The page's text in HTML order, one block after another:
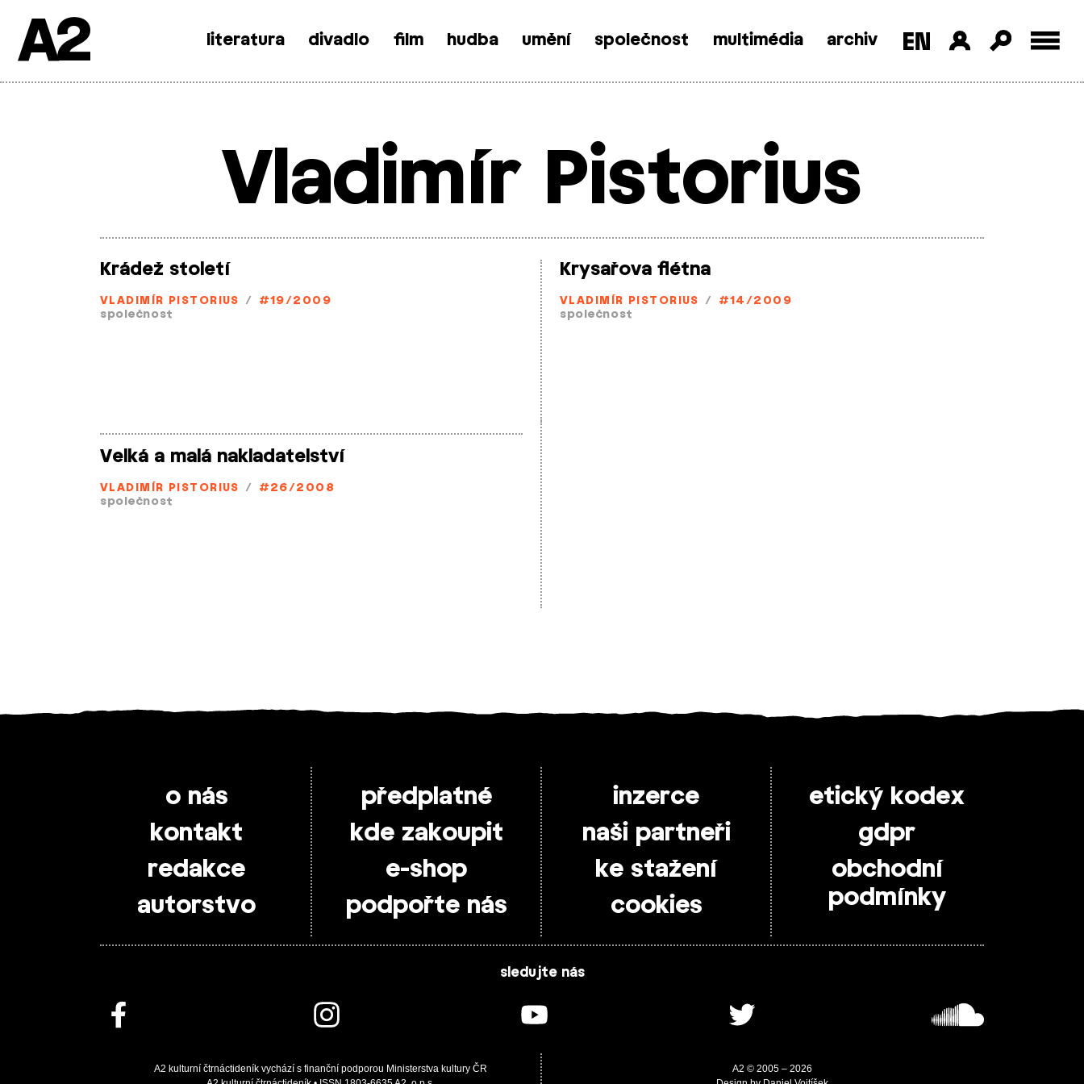
SkipA2 literatura divadlo film hudba umění společnost multimédia archiv
Vladimír Pistorius
Krádež století
VLADIMÍR PISTORIUS /
#19/2009
společnost
Krysařova flétna
VLADIMÍR PISTORIUS /
#14/2009
společnost
Velká a malá nakladatelství
VLADIMÍR PISTORIUS /
#26/2008
společnost
o nás
kontakt
redakce
autorstvo
předplatné
kde zakoupit
e-shop
podpořte nás
inzerce
naši partneři
ke stažení
cookies
etický kodex
gdpr
obchodní
podmínky
sledujte nás
A2 kulturní čtrnáctideník vychází s finanční podporou Ministerstva kultury ČR
A2 © 2005 – 2026